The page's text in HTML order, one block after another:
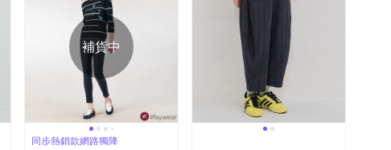
補貨中
同步熱銷款網路獨降